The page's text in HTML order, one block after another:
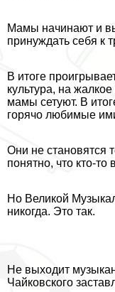
Мамы начинают и
принуждать себя к
В итоге
культура, на
мамы сетуют. В
горячо любимые
Они не становятся
понятно, что кто-
Но Великой
никогда. Это так.
Не выходит
Чайковского